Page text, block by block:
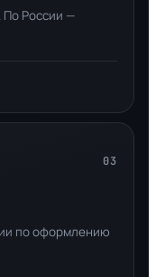
По России —
03
по оформлению